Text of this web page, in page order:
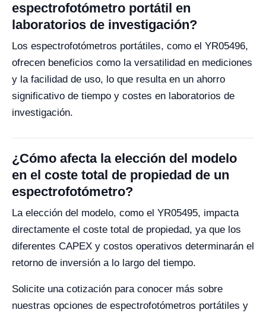
espectrofotómetro portátil en
laboratorios de investigación?
Los espectrofotómetros portátiles, como el YR05496,
ofrecen beneficios como la versatilidad en mediciones
y la facilidad de uso, lo que resulta en un ahorro
significativo de tiempo y costes en laboratorios de
investigación.
¿Cómo afecta la elección del modelo
en el coste total de propiedad de un
espectrofotómetro?
La elección del modelo, como el YR05495, impacta
directamente el coste total de propiedad, ya que los
diferentes CAPEX y costos operativos determinarán el
retorno de inversión a lo largo del tiempo.
Solicite una cotización para conocer más sobre
nuestras opciones de espectrofotómetros portátiles y